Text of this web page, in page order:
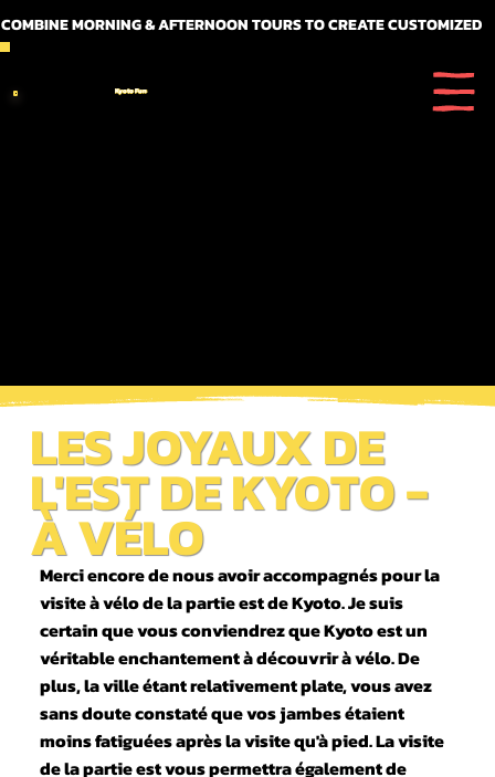
MORNING & AFTERNOON TOURS TO CREATE CUSTOMIZED
Kyoto Fun
LES JOYAUX DE
L'EST DE KYOTO -
À VÉLO
Merci encore de nous avoir accompagnés pour la
visite à vélo de la partie est de Kyoto. Je suis
certain que vous conviendrez que Kyoto est un
véritable enchantement à découvrir à vélo. De
plus, la ville étant relativement plate, vous avez
sans doute constaté que vos jambes étaient
moins fatiguées après la visite qu'à pied. La visite
de la partie est vous permettra également de